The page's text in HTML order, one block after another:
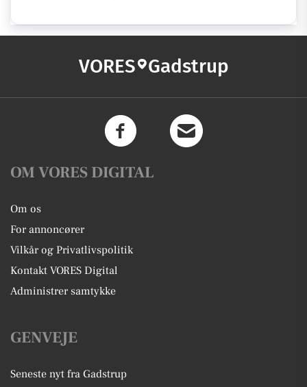
VORES Gadstrup
OM VORES DIGITAL
Om os
For annoncører
Vilkår og Privatlivspolitik
Kontakt VORES Digital
Administrer samtykke
GENVEJE
Seneste nyt fra Gadstrup